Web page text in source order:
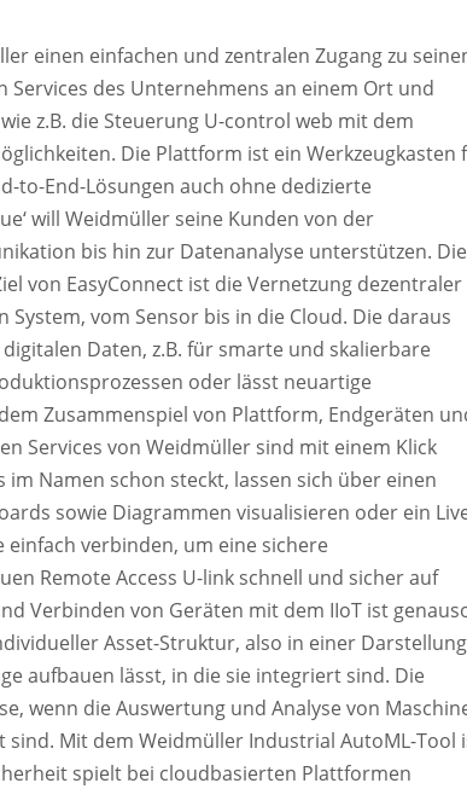
einen einfachen und zentralen Zugang zu
Services des Unternehmens an einem Ort und
z.B. die Steuerung U-control web mit dem
Die Plattform ist ein Werkzeugkasten
to-End-Lösungen auch ohne dedizierte
will Weidmüller seine Kunden von der
bis hin zur Datenanalyse unterstützen. Die
von EasyConnect ist die Vernetzung dezentraler
vom Sensor bis in die Cloud. Die daraus
Daten, z.B. für smarte und skalierbare
oder lässt neuartige
Zusammenspiel von Plattform, Endgeräten
Services von Weidmüller sind mit einem Klick
Namen schon steckt, lassen sich über einen
sowie Diagrammen visualisieren oder ein
verbinden, um eine sichere
Remote Access U-link schnell und sicher auf
Verbinden von Geräten mit dem IIoT ist
Asset-Struktur, also in einer
aufbauen lässt, in die sie integriert sind. Die
wenn die Auswertung und Analyse von
Mit dem Weidmüller Industrial AutoML-Tool
spielt bei cloudbasierten Plattformen